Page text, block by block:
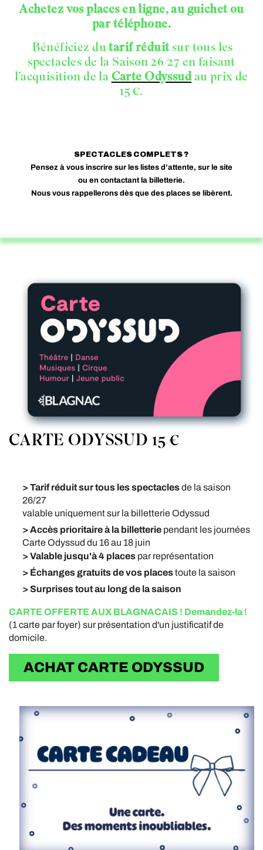
Achetez vos places en ligne, au guichet ou
par téléphone.
Bénéficiez dutarif réduitsur tous les
spectacles de la Saison 26/27 en faisant
l’acquisition de laCarte Odyssudau prix de
15 €.
SPECTACLES COMPLETS ?
Pensez à vous inscrire sur les listes d’attente, sur le site
ou en contactant la billetterie.
Nous vous rappellerons dès que des places se libèrent.
CARTE ODYSSUD 15 €
> Tarif réduit sur tous les spectaclesde la saison
26/27
valable uniquement sur la billetterie Odyssud
> Accès prioritaire à la billetteriependant les journées
Carte Odyssud du 16 au 18 juin
>Valable jusqu'à 4 placespar représentation
> Échanges gratuits de vos placestoute la saison
> Surprises tout au long de la saison
CARTE OFFERTE AUX BLAGNACAIS ! Demandez-la !
(1 carte par foyer) sur présentation d'un justificatif de
domicile.
ACHAT CARTE ODYSSUD